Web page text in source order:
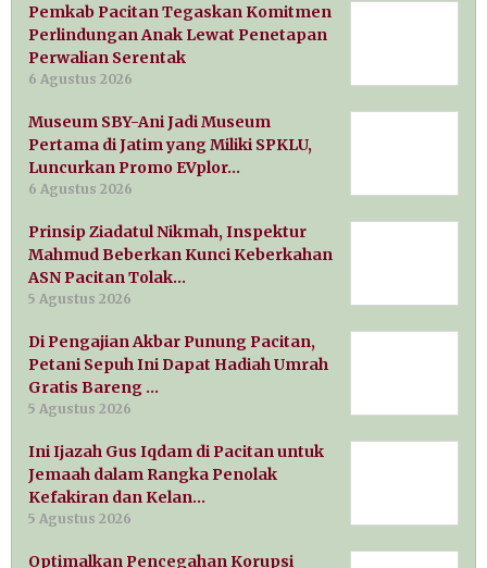
Pemkab Pacitan Tegaskan Komitmen
Perlindungan Anak Lewat Penetapan
Perwalian Serentak
6 Agustus 2026
Museum SBY-Ani Jadi Museum
Pertama di Jatim yang Miliki SPKLU,
Luncurkan Promo EVplor…
6 Agustus 2026
Prinsip Ziadatul Nikmah, Inspektur
Mahmud Beberkan Kunci Keberkahan
ASN Pacitan Tolak…
5 Agustus 2026
Di Pengajian Akbar Punung Pacitan,
Petani Sepuh Ini Dapat Hadiah Umrah
Gratis Bareng …
5 Agustus 2026
Ini Ijazah Gus Iqdam di Pacitan untuk
Jemaah dalam Rangka Penolak
Kefakiran dan Kelan…
5 Agustus 2026
Optimalkan Pencegahan Korupsi